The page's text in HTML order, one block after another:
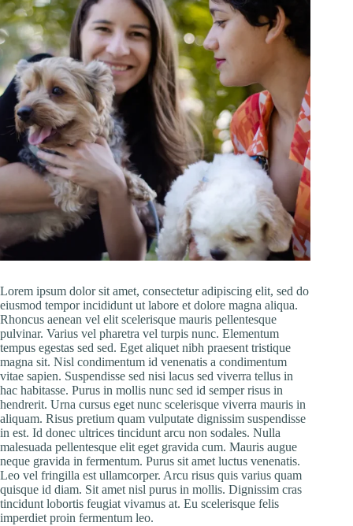
Lorem ipsum dolor sit amet, consectetur adipiscing elit, sed do
eiusmod tempor incididunt ut labore et dolore magna aliqua.
Rhoncus aenean vel elit scelerisque mauris pellentesque
pulvinar. Varius vel pharetra vel turpis nunc. Elementum
tempus egestas sed sed. Eget aliquet nibh praesent tristique
magna sit. Nisl condimentum id venenatis a condimentum
vitae sapien. Suspendisse sed nisi lacus sed viverra tellus in
hac habitasse. Purus in mollis nunc sed id semper risus in
hendrerit. Urna cursus eget nunc scelerisque viverra mauris in
aliquam. Risus pretium quam vulputate dignissim suspendisse
in est. Id donec ultrices tincidunt arcu non sodales. Nulla
malesuada pellentesque elit eget gravida cum. Mauris augue
neque gravida in fermentum. Purus sit amet luctus venenatis.
Leo vel fringilla est ullamcorper. Arcu risus quis varius quam
quisque id diam. Sit amet nisl purus in mollis. Dignissim cras
tincidunt lobortis feugiat vivamus at. Eu scelerisque felis
imperdiet proin fermentum leo.